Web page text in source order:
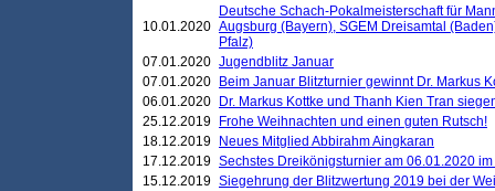
10.01.2020
Deutsche Schach-Pokalmeisterschaft für
Augsburg (Bayern), SGEM Dreisamtal
Pfalz)
07.01.2020 Jugendblitz Januar
07.01.2020
Beim Januar Blitzturnier gewinnt Dr. Markus
06.01.2020
Dr. Markus Kottke und Thanh Kien Tran
25.12.2019
Frohe Weihnachten und einen guten Rutsch!
18.12.2019
Neues Mitglied Abbirahm Aingkaran
17.12.2019 Sechstes Dreikönigsturnier am 06.01.2020
15.12.2019 Siegehrung der Blitzwertung 2019 bei der